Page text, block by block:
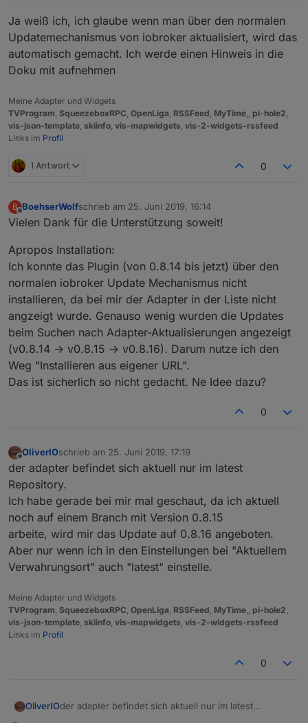
bauen (CSS passt noch nicht):
Ja weiß ich, ich glaube wenn man über den normalen
Updatemechanismus von iobroker aktualisiert, wird das
automatisch gemacht. Ich werde einen Hinweis in die
Doku mit aufnehmen
Meine Adapter und Widgets
TVProgram SqueezeboxRPC OpenLiga RSSFeed MyTime pi-hole2
vis-json-template skiinfo vis-mapwidgets vis-2-widgets-rssfeed
Links im Profil
1 Antwort 0
B
Offline
BoehserWolfschrieb am 25. Juni 2019, 16:14
zuletzt editiert von
Vielen Dank für die Unterstützung soweit!
Apropos Installation:
Ich konnte das Plugin (von 0.8.14 bis jetzt) über den
normalen iobroker Update Mechanismus nicht
installieren, da bei mir der Adapter in der Liste nicht
angzeigt wurde. Genauso wenig wurden die Updates
beim Suchen nach Adapter-Aktualisierungen angezeigt
(v0.8.14 -> v0.8.15 -> v0.8.16). Darum nutze ich den
Weg "Installieren aus eigener URL".
Das ist sicherlich so nicht gedacht. Ne Idee dazu?
0
Offline
OliverIOschrieb am 25. Juni 2019, 17:19
zuletzt editiert von
der adapter befindet sich aktuell nur im latest
Repository.
Ich habe gerade bei mir mal geschaut, da ich aktuell
noch auf einem Branch mit Version 0.8.15
arbeite, wird mir das Update auf 0.8.16 angeboten.
Aber nur wenn ich in den Einstellungen bei "Aktuellem
Verwahrungsort" auch "latest" einstelle.
Meine Adapter und Widgets
TVProgram, SqueezeboxRPC, OpenLiga, RSSFeed, MyTime,, pi-hole2,
vis-json-template, skiinfo, vis-mapwidgets, vis-2-widgets-rssfeed
Links im Profil
0
OliverIOder adapter befindet sich aktuell nur im latest